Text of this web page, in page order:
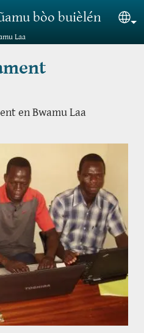
bòo buièlén
Laa
en Bwamu Laa